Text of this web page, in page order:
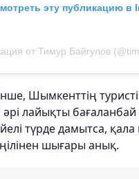
эту публикацию в
от Тимур Байгулов
Шымкенттің
лайықты бағаланбай
түрде дамытса, қала
шығары анық.